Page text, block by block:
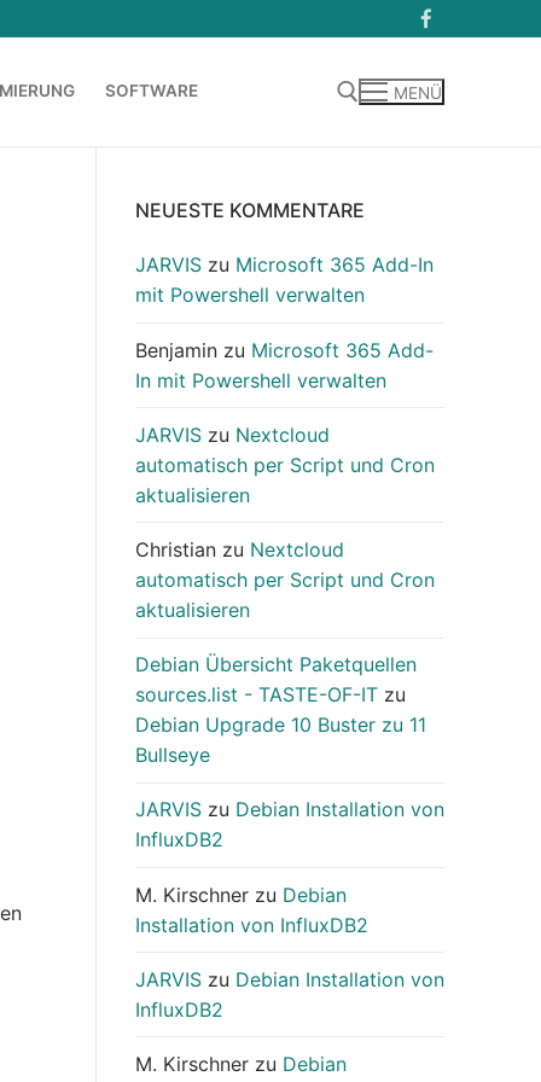
SOFTWARE MENÜ
NEUESTE KOMMENTARE
JARVIS zu Microsoft 365 Add-In
mit Powershell verwalten
Benjamin zu Microsoft 365 Add-
In mit Powershell verwalten
JARVIS zu Nextcloud
automatisch per Script und Cron
aktualisieren
Christian zu Nextcloud
automatisch per Script und Cron
aktualisieren
Debian Übersicht Paketquellen
sources.list - TASTE-OF-IT zu
Debian Upgrade 10 Buster zu 11
Bullseye
JARVIS zu Debian Installation von
InfluxDB2
M. Kirschner zu Debian
Installation von InfluxDB2
JARVIS zu Debian Installation von
InfluxDB2
M. Kirschner zu Debian